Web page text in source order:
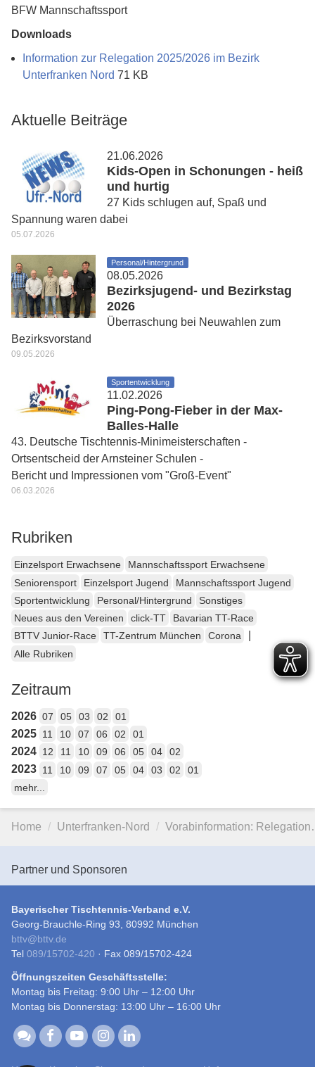
BFW Mannschaftssport
Downloads
Information zur Relegation 2025/2026 im Bezirk
Unterfranken Nord 71 KB
Aktuelle Beiträge
21.06.2026
Kids-Open in Schonungen - heiß
und hurtig
27 Kids schlugen auf, Spaß und
Spannung waren dabei
05.07.2026
Personal/Hintergrund
08.05.2026
Bezirksjugend- und Bezirkstag
2026
Überraschung bei Neuwahlen zum
Bezirksvorstand
09.05.2026
Sportentwicklung
11.02.2026
Ping-Pong-Fieber in der Max-
Balles-Halle
43. Deutsche Tischtennis-Minimeisterschaften -
Ortsentscheid der Arnsteiner Schulen -
Bericht und Impressionen vom "Groß-Event"
06.03.2026
Rubriken
Einzelsport Erwachsene
Mannschaftssport Erwachsene
Seniorensport
Einzelsport Jugend
Mannschaftssport Jugend
Sportentwicklung
Personal/Hintergrund
Sonstiges
Neues aus den Vereinen
click-TT
Bavarian TT-Race
BTTV Junior-Race
TT-Zentrum München Corona
Alle Rubriken
Zeitraum
2026 07 05 03 02 01
2025 11 10 07 06 02 01
2024 12 11 10 09 06 05 04 02
2023 11 10 09 07 05 04 03 02
01
mehr...
Home Unterfranken-Nord Vorabinformation:
Partner und Sponsoren
Bayerischer Tischtennis-Verband e.V.
Georg-Brauchle-Ring 93, 80992 München
bttv@bttv.de
Tel 089/15702-420 · Fax 089/15702-424
Öffnungszeiten Geschäftsstelle:
Montag bis Freitag: 9:00 Uhr – 12:00 Uhr
Montag bis Donnerstag: 13:00 Uhr – 16:00 Uhr